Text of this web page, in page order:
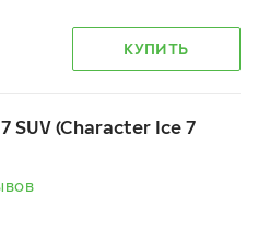
КУПИТЬ
SUV (Character Ice 7